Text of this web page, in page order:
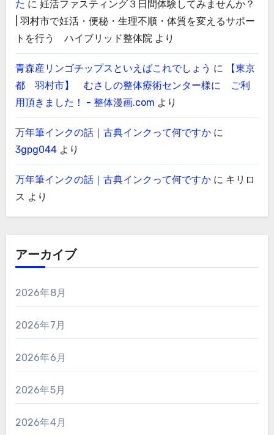
た に 妊活ファスティング３日間体験してみませんか？
| 羽村市で妊活・便秘・生理不順・体質を変えるサポー
トを行う ハイブリッド整体院より
青森産リンゴチップスといえばこれでしょう に
【東京
都 羽村市】 むさしの整体療術センター様に ご利
用頂きました！ - 整体漫画.com より
万年筆インクの話｜古典インクって何ですかに
3gpg044より
万年筆インクの話｜古典インクって何ですかに キリロ
ス より
アーカイブ
2026年8月
2026年7月
2026年6月
2026年5月
2026年4月